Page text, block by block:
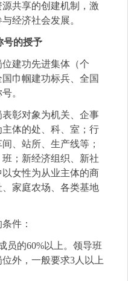
共享的创建机制，激
经济社会发展。
号的授予
建功先进集体（个
巾帼建功标兵、全国
。
彰对象为机关、企事
体的处、科、室；行
、站所、生产线等；
；新经济组织、新社
女性为从业主体的商
家庭农场、各类基地
件：
员的60%以上。领导班
外，一般要求3人以上